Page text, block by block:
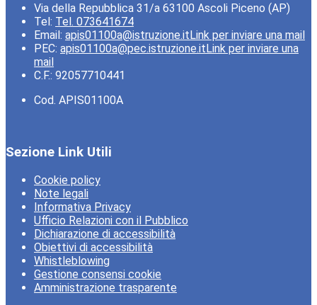
Via della Repubblica 31/a 63100 Ascoli Piceno (AP)
Tel: Tel. 073641674
Email: apis01100a@istruzione.itLink per inviare una mail
PEC: apis01100a@pec.istruzione.itLink per inviare una
mail
C.F.: 92057710441
Cod. APIS01100A
Sezione Link Utili
Cookie policy
Note legali
Informativa Privacy
Ufficio Relazioni con il Pubblico
Dichiarazione di accessibilità
Obiettivi di accessibilità
Whistleblowing
Gestione consensi cookie
Amministrazione trasparente